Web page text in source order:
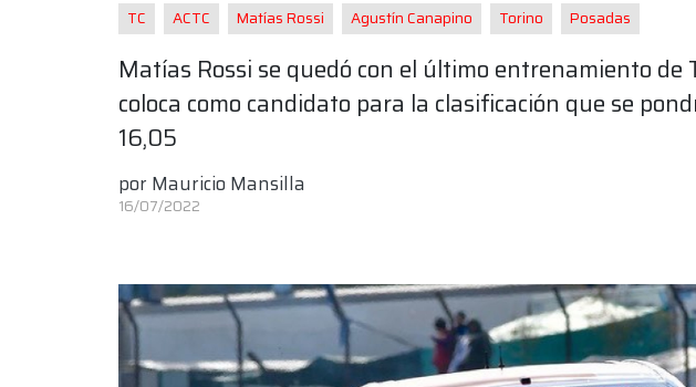
TC ACTC Matías Rossi Agustín Canapino Torino Posadas
Matías Rossi se quedó con el último entrenamiento de
coloca como candidato para la clasificación que se
16,05
por Mauricio Mansilla
16/07/2022